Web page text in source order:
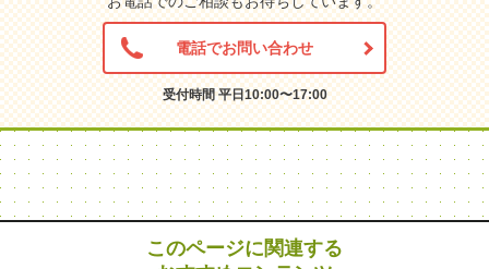
電話でお問い合わせ
受付時間 平日10:00〜17:00
このページに関連する